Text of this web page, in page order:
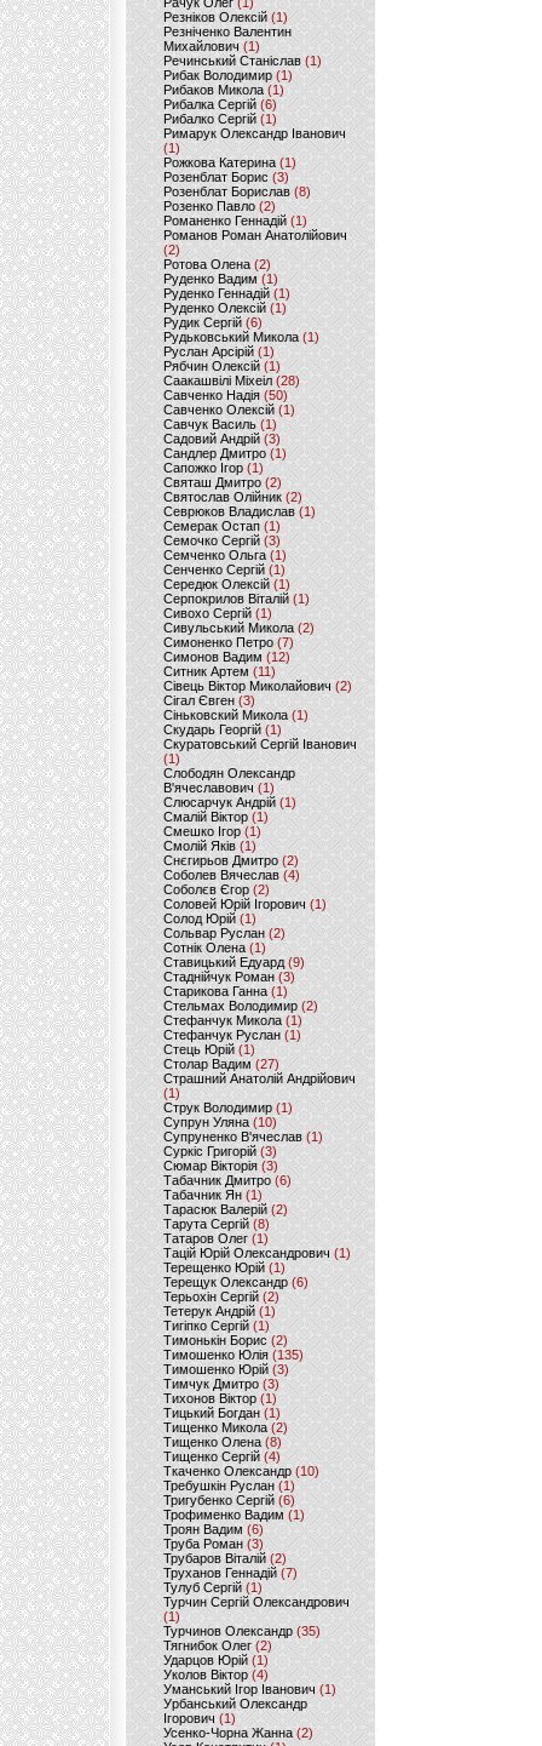
Резніков Олексій(1)
Резніченко Валентин
Михайлович (1)
Речинський Станіслав (1)
Рибак Володимир(1)
Рибаков Микола(1)
Рибалка Сергій (6)
Рибалко Сергій (1)
Римарук Олександр Іванович
(1)
Рожкова Катерина(1)
Розенблат Борис (3)
Розенблат Борислав (8)
Розенко Павло (2)
Романенко Геннадій (1)
Романов Роман Анатолійович
(2)
Ротова Олена(2)
Руденко Вадим (1)
Руденко Геннадій (1)
Руденко Олексій(1)
Рудик Сергій(6)
Рудьковський Микола (1)
Руслан Арсірій(1)
Рябчин Олексій (1)
Саакашвілі Міхеіл(28)
Савченко Надія (50)
Савченко Олексій(1)
Савчук Василь (1)
Садовий Андрій (3)
Сандлер Дмитро(1)
Сапожко Ігор(1)
Святаш Дмитро (2)
Святослав Олійник (2)
Севрюков Владислав (1)
Семерак Остап (1)
Семочко Сергій (3)
Семченко Ольга (1)
Сенченко Сергій(1)
Середюк Олексій(1)
Серпокрилов Віталій(1)
Сивохо Сергій(1)
Сивульський Микола(2)
Симоненко Петро(7)
Симонов Вадим (12)
Ситник Артем(11)
Сівець Віктор Миколайович(2)
Сігал Євген (3)
Сіньковский Микола(1)
Скударь Георгій (1)
Скуратовський Сергій Іванович
(1)
Слободян Олександр
В'ячеславович(1)
Слюсарчук Андрій(1)
Смалій Віктор (1)
Смешко Ігор (1)
Смолій Яків (1)
Снєгирьов Дмитро (2)
Соболев Вячеслав (4)
Соболєв Єгор(2)
Соловей Юрій Ігорович (1)
Солод Юрій (1)
Сольвар Руслан (2)
Сотнік Олена(1)
Ставицький Едуард (9)
Стаднійчук Роман(3)
Старикова Ганна (1)
Стельмах Володимир(2)
Стефанчук Микола (1)
Стефанчук Руслан (1)
Стець Юрій (1)
Столар Вадим(27)
Страшний Анатолій Андрійович
(1)
Струк Володимир (1)
Супрун Уляна (10)
Супруненко В'ячеслав (1)
Суркіс Григорій (3)
Сюмар Вікторія (3)
Табачник Дмитро (6)
Табачник Ян(1)
Тарасюк Валерій (2)
Тарута Сергій (8)
Татаров Олег(1)
Тацій Юрій Олександрович(1)
Терещенко Юрій(1)
Терещук Олександр(6)
Терьохін Сергій (2)
Тетерук Андрій (1)
Тигіпко Сергій(1)
Тимонькін Борис (2)
Тимошенко Юлія (135)
Тимошенко Юрій(3)
Тимчук Дмитро (3)
Тихонов Віктор (1)
Тицький Богдан (1)
Тищенко Микола (2)
Тищенко Олена (8)
Тищенко Сергій (4)
Ткаченко Олександр (10)
Требушкін Руслан (1)
Тригубенко Сергій(6)
Трофименко Вадим (1)
Троян Вадим (6)
Труба Роман(3)
Трубаров Віталій (2)
Труханов Геннадій (7)
Тулуб Сергій(1)
Турчин Сергій Олександрович
(1)
Турчинов Олександр(35)
Тягнибок Олег (2)
Ударцов Юрій (1)
Уколов Віктор(4)
Уманський Ігор Іванович(1)
Урбанський Олександр
Ігорович (1)
Усенко-Чорна Жанна (2)